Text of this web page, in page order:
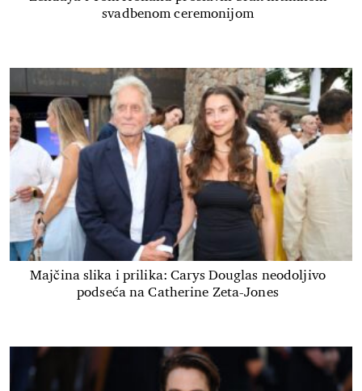
svadbenom ceremonijom
Majčina slika i prilika: Carys Douglas neodoljivo
podseća na Catherine Zeta-Jones